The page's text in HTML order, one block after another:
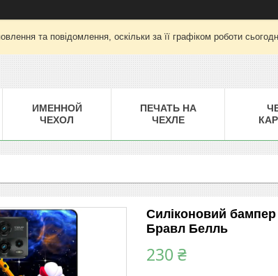
та повідомлення, оскільки за її графіком роботи
ИМЕННОЙ
ЧЕХОЛ
ПЕЧАТЬ НА
ЧЕХЛЕ
Силіконовий
Бравл Белль
230 ₴